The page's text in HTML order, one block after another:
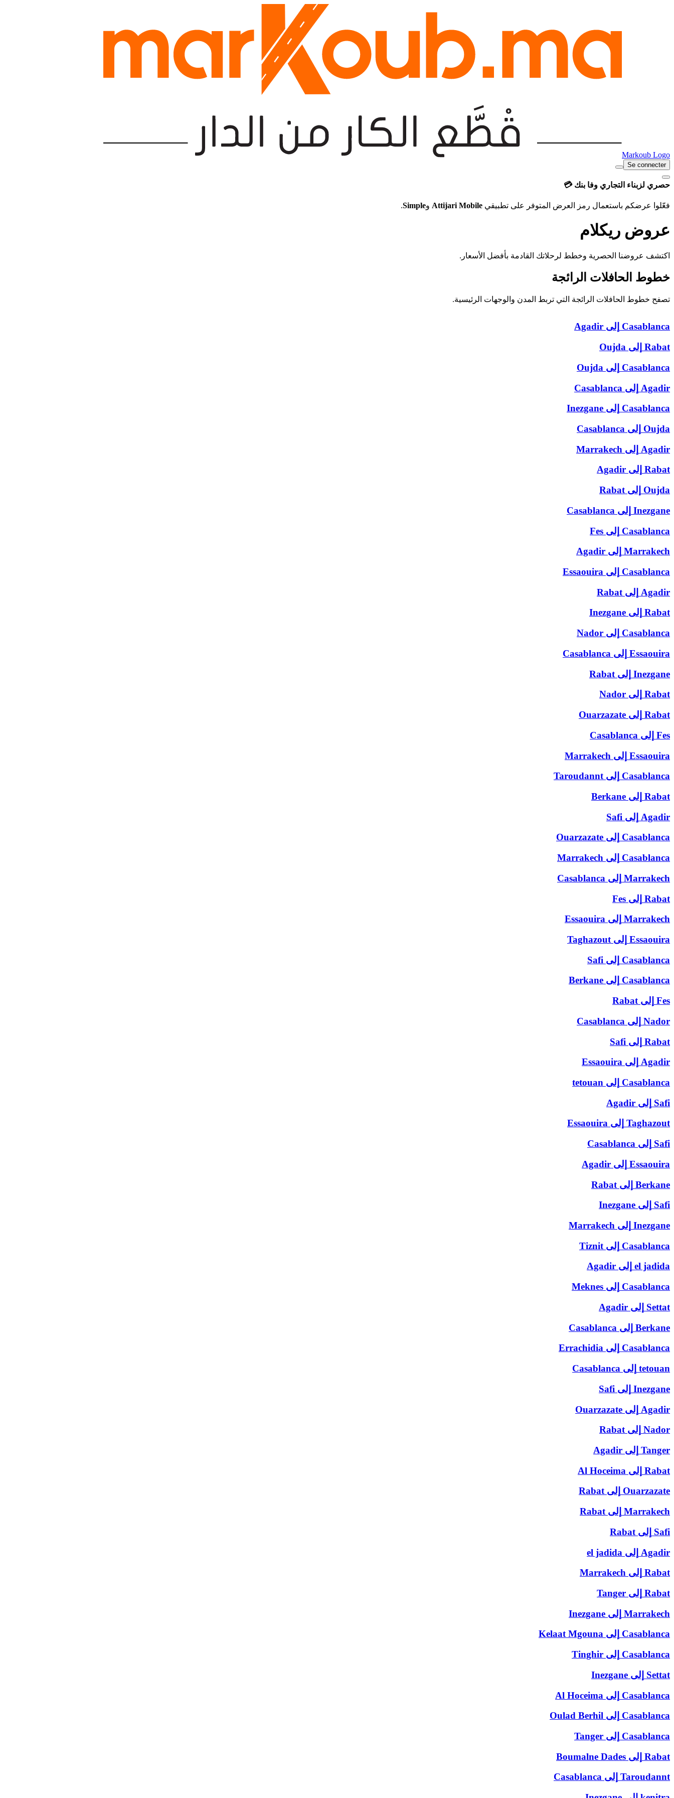
Markoub Logo
Se connecter
حصري لزبناء التجاري وفا بنك 💳
فعّلوا عرضكم باستعمال رمز العرض المتوفر على تطبيقي Attijari Mobile وSimple
.
عروض ريكلام
اكتشف عروضنا الحصرية وخطط لرحلاتك القادمة بأفضل الأسعار.
خطوط الحافلات الرائجة
تصفح خطوط الحافلات الرائجة التي تربط المدن والوجهات الرئيسية.
Casablanca إلى Agadir
Rabat إلى Oujda
Casablanca إلى Oujda
Agadir إلى Casablanca
Casablanca إلى Inezgane
Oujda إلى Casablanca
Agadir إلى Marrakech
Rabat إلى Agadir
Oujda إلى Rabat
Inezgane إلى Casablanca
Casablanca إلى Fes
Marrakech إلى Agadir
Casablanca إلى Essaouira
Agadir إلى Rabat
Rabat إلى Inezgane
Casablanca إلى Nador
Essaouira إلى Casablanca
Inezgane إلى Rabat
Rabat إلى Nador
Rabat إلى Ouarzazate
Fes إلى Casablanca
Essaouira إلى Marrakech
Casablanca إلى Taroudannt
Rabat إلى Berkane
Agadir إلى Safi
Casablanca إلى Ouarzazate
Casablanca إلى Marrakech
Marrakech إلى Casablanca
Rabat إلى Fes
Marrakech إلى Essaouira
Essaouira إلى Taghazout
Casablanca إلى Safi
Casablanca إلى Berkane
Fes إلى Rabat
Nador إلى Casablanca
Rabat إلى Safi
Agadir إلى Essaouira
Casablanca إلى tetouan
Safi إلى Agadir
Taghazout إلى Essaouira
Safi إلى Casablanca
Essaouira إلى Agadir
Berkane إلى Rabat
Safi إلى Inezgane
Inezgane إلى Marrakech
Casablanca إلى Tiznit
el jadida إلى Agadir
Casablanca إلى Meknes
Settat إلى Agadir
Berkane إلى Casablanca
Casablanca إلى Errachidia
tetouan إلى Casablanca
Inezgane إلى Safi
Agadir إلى Ouarzazate
Nador إلى Rabat
Tanger إلى Agadir
Rabat إلى Al Hoceima
Ouarzazate إلى Rabat
Marrakech إلى Rabat
Safi إلى Rabat
Agadir إلى el jadida
Rabat إلى Marrakech
Rabat إلى Tanger
Marrakech إلى Inezgane
Casablanca إلى Kelaat Mgouna
Casablanca إلى Tinghir
Settat إلى Inezgane
Casablanca إلى Al Hoceima
Casablanca إلى Oulad Berhil
Casablanca إلى Tanger
Rabat إلى Boumalne Dades
Taroudannt إلى Casablanca